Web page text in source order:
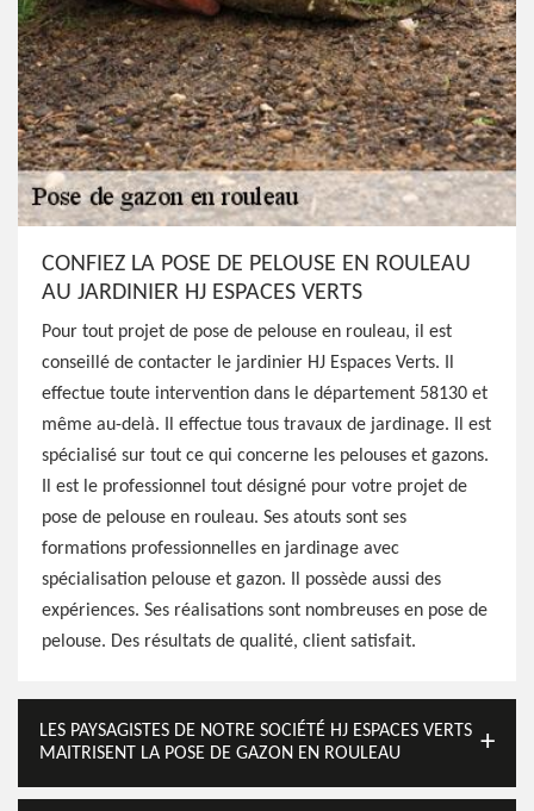
CONFIEZ LA POSE DE PELOUSE EN ROULEAU
AU JARDINIER HJ ESPACES VERTS
Pour tout projet de pose de pelouse en rouleau, il est
conseillé de contacter le jardinier HJ Espaces Verts. Il
effectue toute intervention dans le département 58130 et
même au-delà. Il effectue tous travaux de jardinage. Il est
spécialisé sur tout ce qui concerne les pelouses et gazons.
Il est le professionnel tout désigné pour votre projet de
pose de pelouse en rouleau. Ses atouts sont ses
formations professionnelles en jardinage avec
spécialisation pelouse et gazon. Il possède aussi des
expériences. Ses réalisations sont nombreuses en pose de
pelouse. Des résultats de qualité, client satisfait.
LES PAYSAGISTES DE NOTRE SOCIÉTÉ HJ ESPACES VERTS
MAITRISENT LA POSE DE GAZON EN ROULEAU